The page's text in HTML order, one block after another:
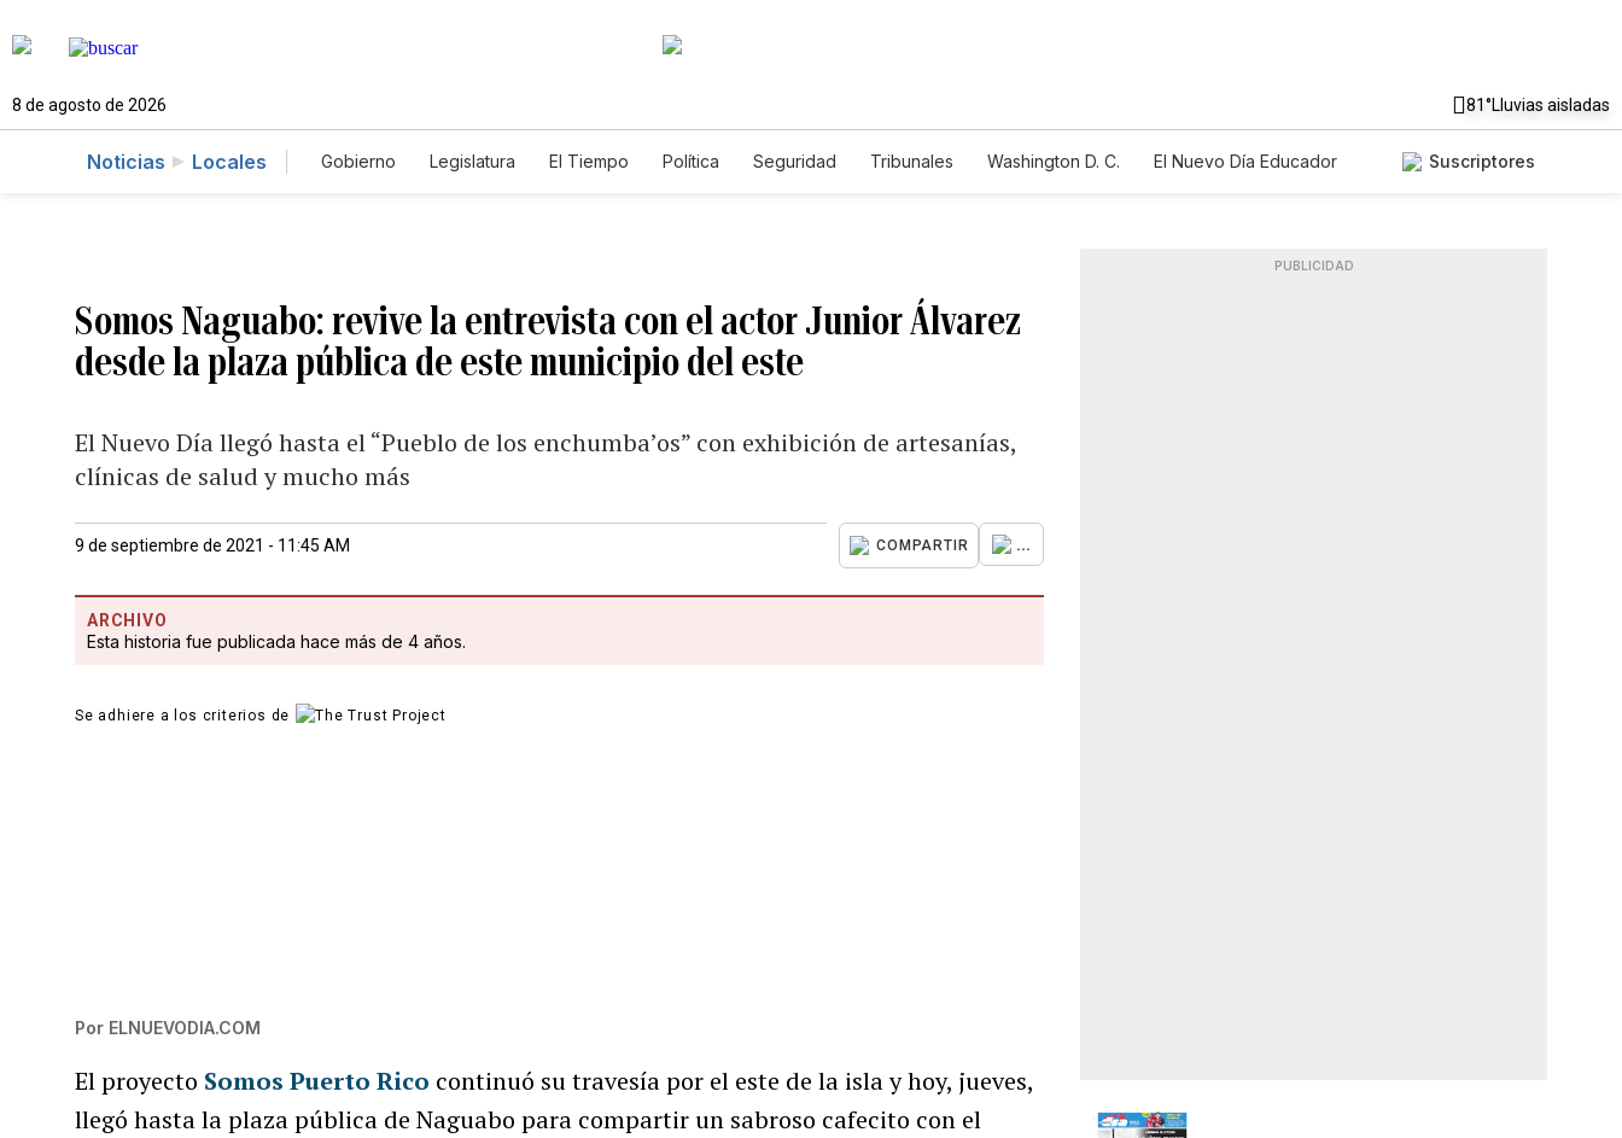
8 de agosto de 2026 81°Lluvias aisladas
Noticias Locales Gobierno Legislatura El Tiempo Política Seguridad Tribunales Washington D. C.
El Nuevo Día Educador
Suscriptores
Somos Naguabo: revive la entrevista con el actor Junior Álvarez
desde la plaza pública de este municipio del este
El Nuevo Día llegó hasta el “Pueblo de los enchumba’os” con exhibición de artesanías,
clínicas de salud y mucho más
9 de septiembre de 2021 - 11:45 AM COMPARTIR ...
ARCHIVO
Esta historia fue publicada hace más de 4 años.
Se adhiere a los criterios de
Por ELNUEVODIA.COM
El proyecto Somos Puerto Rico continuó su travesía por el este de la isla y hoy, jueves,
llegó hasta la plaza pública de Naguabo para compartir un sabroso cafecito con el
PUBLICIDAD